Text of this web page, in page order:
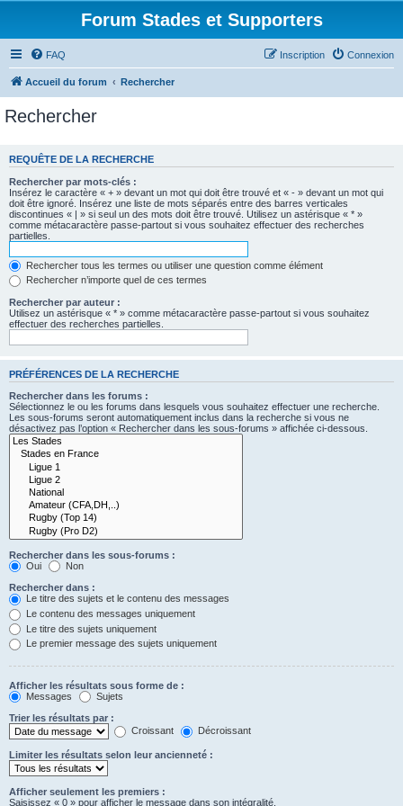
Forum Stades et Supporters
FAQ Connexion
Inscription
Accueil du forum Rechercher
Rechercher
REQUÊTE DE LA RECHERCHE
Rechercher par mots-clés :
Insérez le caractère « + » devant un mot qui doit être trouvé et « - » devant un mot qui
doit être ignoré. Insérez une liste de mots séparés entre des barres verticales
discontinues « | » si seul un des mots doit être trouvé. Utilisez un astérisque « * »
comme métacaractère passe-partout si vous souhaitez effectuer des recherches
partielles.
Rechercher tous les termes ou utiliser une question comme élément
Rechercher n’importe quel de ces termes
Rechercher par auteur :
Utilisez un astérisque « * » comme métacaractère passe-partout si vous souhaitez
effectuer des recherches partielles.
PRÉFÉRENCES DE LA RECHERCHE
Rechercher dans les forums :
Sélectionnez le ou les forums dans lesquels vous souhaitez effectuer une recherche.
Les sous-forums seront automatiquement inclus dans la recherche si vous ne
désactivez pas l’option « Rechercher dans les sous-forums » affichée ci-dessous.
Rechercher dans les sous-forums :
Oui
Non
Rechercher dans :
Le titre des sujets et le contenu des messages
Le contenu des messages uniquement
Le titre des sujets uniquement
Le premier message des sujets uniquement
Afficher les résultats sous forme de :
Messages
Sujets
Trier les résultats par :
Croissant
Décroissant
Limiter les résultats selon leur ancienneté :
Afficher seulement les premiers :
Saisissez « 0 » pour afficher le message dans son intégralité.